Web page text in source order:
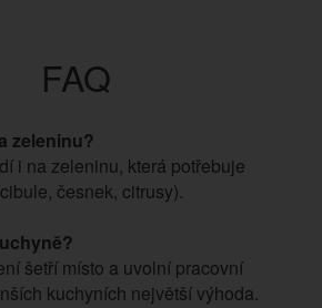
FAQ
zeleninu?
i na zeleninu, která potřebuje
česnek, citrusy).
šetří místo a uvolní pracovní
kuchyních největší výhoda.